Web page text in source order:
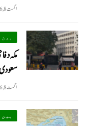
اگست 8, 2026
مکہ
اگست 8, 2026